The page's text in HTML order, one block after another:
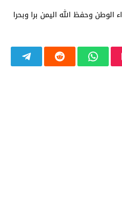
وحفظ الله اليمن برا وبحرا